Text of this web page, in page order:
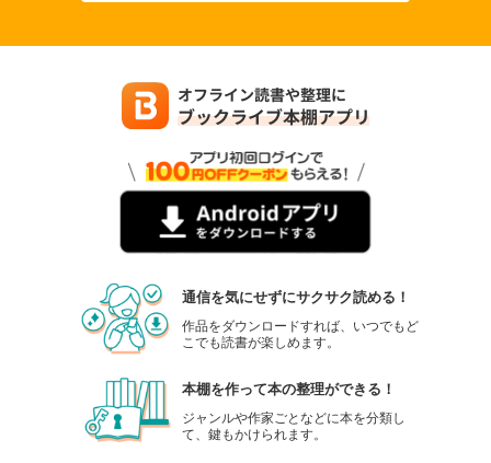
通信を気にせずにサクサク読める！
作品をダウンロードすれば、いつでもど
こでも読書が楽しめます。
本棚を作って本の整理ができる！
ジャンルや作家ごとなどに本を分類し
て、鍵もかけられます。